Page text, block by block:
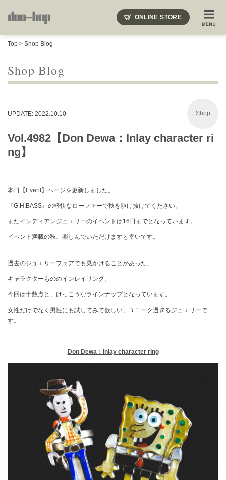
ONLINE STORE
Top > Shop Blog
Shop Blog
UPDATE: 2022.10.10 Shop
Vol.4982【Don Dewa：Inlay character ri
ng】
本日 【Event】ページを更新しました。
『G.H.BASS』の軽快なローファーで秋を駆け抜けてください。
またインディアンジュエリーのイベント は16日までとなっています。
イベント満載の秋、楽しんでいただけますと幸いです。
過去のジュエリーフェアでも見かけることがあった、
キャラクターもののインレイリング。
今回は十数点と、けっこうなラインナップとなっています。
女性だけでなく男性にも試してみて欲しい、ユニーク過ぎるジュエリーで
す。
Don Dewa：Inlay character ring